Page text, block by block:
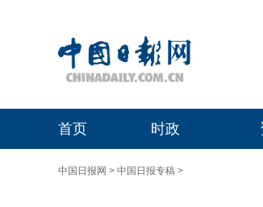
首页 时政
中国日报网 > 中国日报专稿 >